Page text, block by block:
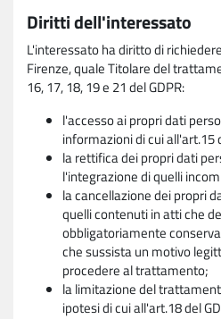
Diritti dell'interessato
L'interessato ha diritto di
Firenze, quale Titolare del
16, 17, 18, 19 e 21 del GDPR:
l'accesso ai propri dati
informazioni di cui all'art.15
la rettifica dei propri dati
l'integrazione di quelli
la cancellazione dei propri
quelli contenuti in atti che
obbligatoriamente
che sussista un motivo
procedere al trattamento;
la limitazione del
ipotesi di cui all'art.18 del